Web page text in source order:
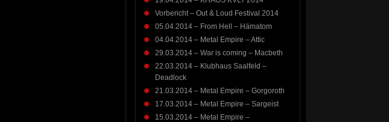
Vorbericht – Out & Loud Festival 2014
05.04.2014 – From Hell – Hämatom
04.04.2014 – Metal Empire – Attic
29.03.2014 – War is coming – Macbeth
22.03.2014 – Klubhaus Saalfeld –
Deadlock
21.03.2014 – Metal Empire – Gorgoroth
17.03.2014 – Metal Empire – Sargeist
15.03.2014 – Metal Empire –